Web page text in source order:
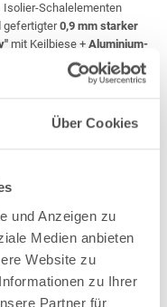
Über Cookies
und Anzeigen zu
Medien anbieten
Website zu
zu Ihrer
Partner für
Schalelementen
gefertigter0,9 mm starker
mit Keilbiese + Aluminium-
hohen Wasserstand
/ SPECKPP 7(Pumpe
mm+ Entleerungspaket
in weiß für die